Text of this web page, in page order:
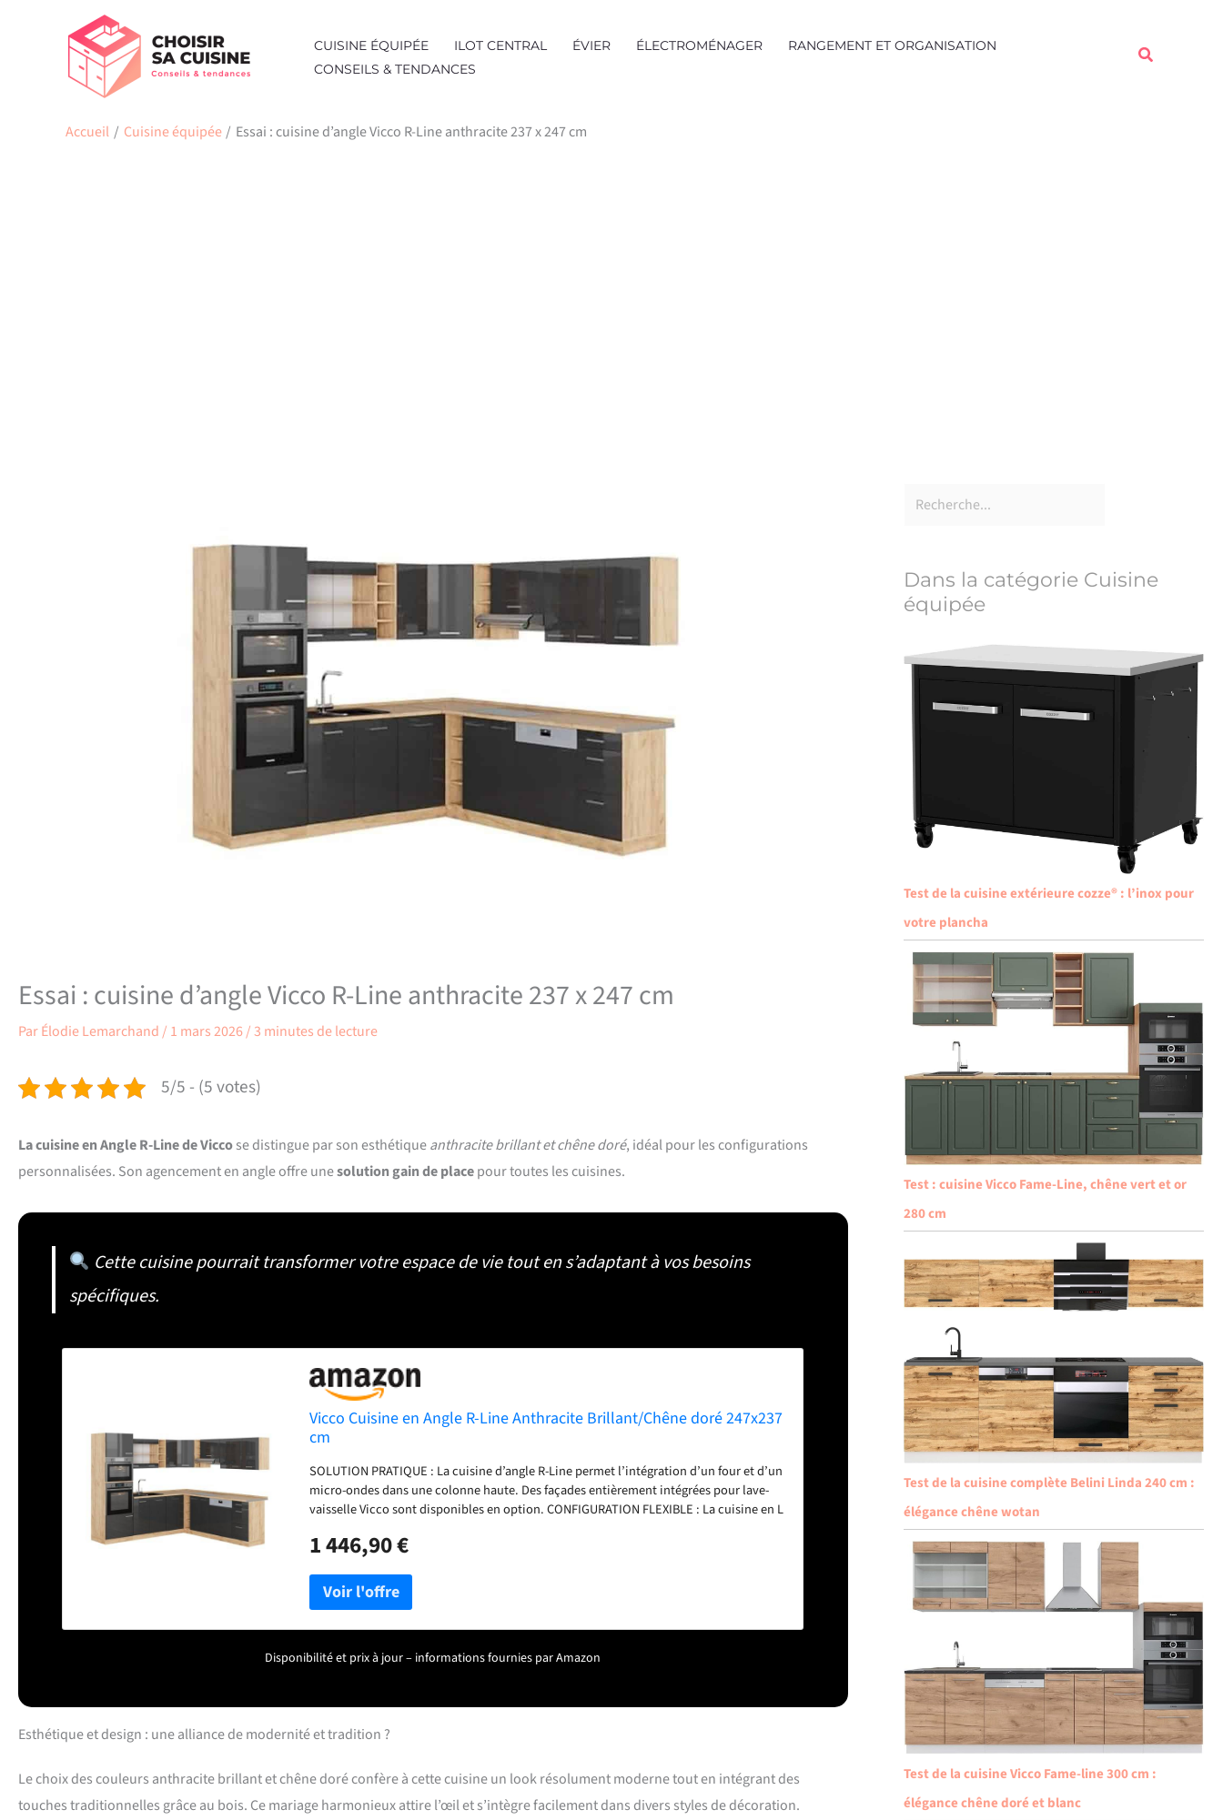
CUISINE ÉQUIPÉE ILOT CENTRAL ÉVIER ÉLECTROMÉNAGER
RANGEMENT ET ORGANISATION
CONSEILS & TENDANCES
Rechercher
Accueil Cuisine équipée Essai : cuisine d’angle Vicco R-Line anthracite 237 x 247 cm
Essai : cuisine d’angle Vicco R-Line anthracite 237 x 247 cm
ParÉlodie Lemarchand/ 1 mars 2026/3 minutes de lecture
5/5 - (5 votes)
La cuisine en Angle R-Line de Viccose distingue par son esthétiqueanthracite brillant et chêne doré, idéal pour les configurations
personnalisées. Son agencement en angle offre unesolution gain de placepour toutes les cuisines.
Cette cuisine pourrait transformer votre espace de vie tout en s’adaptant à vos besoins
spécifiques.
Vicco Cuisine en Angle R-Line Anthracite Brillant/Chêne doré 247x237
cm
SOLUTION PRATIQUE : La cuisine d’angle R-Line permet l’intégration d’un four et d’un
micro-ondes dans une colonne haute. Des façades entièrement intégrées pour lave-
vaisselle Vicco sont disponibles en option. CONFIGURATION FLEXIBLE : La cuisine en L
individuellement. Les pieds réglables en hauteur offrent une flexibilité
profondeur de 46 cm. Les meubles bas ont une profondeur de 46 cm. Niche pour four :
56,8x59,4x55 cm. Niche pour micro-ondes : 56,8x45x55 cm. MATÉRIAU : Les façades et
le corps de la cuisine sont fabriqués en panneau de particules de 16 mm avec
travail, matériel de montage, instructions de montage (sauf indication contraire, les
1 446,90 €
Disponibilité et prix à jour – informations fournies par Amazon
Esthétique et design : une alliance de modernité et tradition ?
Le choix des couleurs anthracite brillant et chêne doré confère à cette cuisine un look résolument moderne tout en intégrant des
touches traditionnelles grâce au bois. Ce mariage harmonieux attire l’œil et s’intègre facilement dans divers styles de décoration.
Dans la catégorie Cuisine
équipée
Test de la cuisine extérieure cozze® : l’inox pour
votre plancha
Test : cuisine Vicco Fame-Line, chêne vert et or
280 cm
Test de la cuisine complète Belini Linda 240 cm :
élégance chêne wotan
Test de la cuisine Vicco Fame-line 300 cm :
élégance chêne doré et blanc